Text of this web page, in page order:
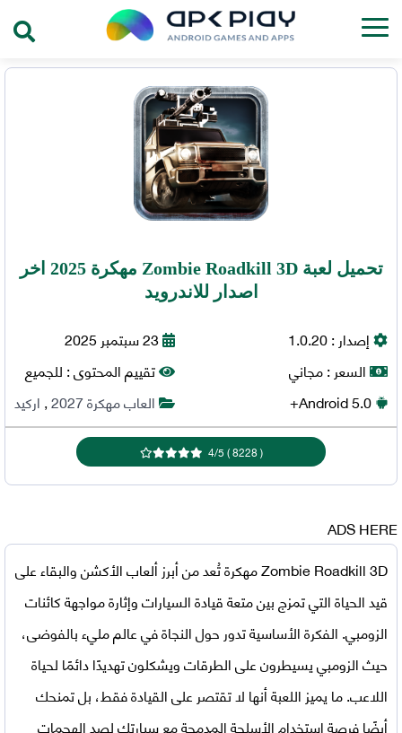
تحميل لعبة Zombie Roadkill 3D مهكرة 2025 اخر
اصدار للاندرويد
إصدار :1.0.20
السعر :مجاني
Android5.0+
23 سبتمبر 2025
تقييم المحتوى :للجميع
العاب مهكرة 2027
,اركيد
(
8228
)
4/5
ADS HERE
Zombie Roadkill 3D مهكرة
تُعد من أبرز ألعاب الأكشن والبقاء على
قيد الحياة التي تمزج بين متعة قيادة السيارات وإثارة مواجهة كائنات
الزومبي. الفكرة الأساسية تدور حول النجاة في عالم مليء بالفوضى،
حيث الزومبي يسيطرون على الطرقات ويشكلون تهديدًا دائمًا لحياة
اللاعب. ما يميز اللعبة أنها لا تقتصر على القيادة فقط، بل تمنحك
أيضًا فرصة استخدام الأسلحة المدمجة مع سيارتك لصد الهجمات